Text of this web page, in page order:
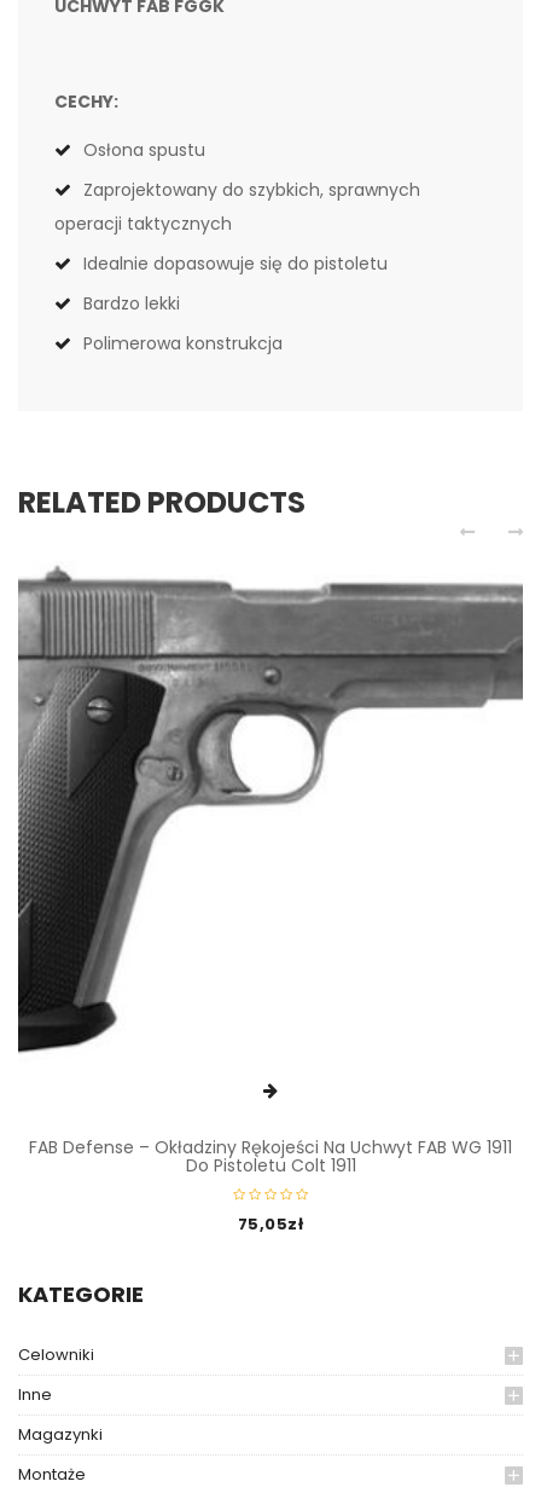
KATEGORIE
Celowniki
Inne
Magazynki
Montaże
UCHWYT FAB FGGK
CECHY:
Osłona spustu
Zaprojektowany do szybkich, sprawnych
operacji taktycznych
Idealnie dopasowuje się do pistoletu
Bardzo lekki
Polimerowa konstrukcja
RELATED PRODUCTS
FAB Defense – Okładziny Rękojeści Na Uchwyt FAB WG 1911
Do Pistoletu Colt 1911
75,05zł